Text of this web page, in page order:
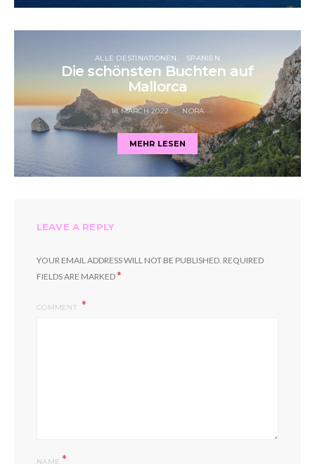
ALLE DESTINATIONEN SPANIEN
Die schönsten Buchten auf
Mallorca
18 MARCH 2022 NORA
MEHR LESEN
LEAVE A REPLY
YOUR EMAIL ADDRESS WILL NOT BE PUBLISHED. REQUIRED
FIELDS ARE MARKED*
COMMENT
NAME*